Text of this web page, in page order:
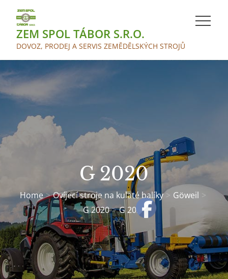
contentZEM SPOL TÁBOR S.R.O.
DOVOZ, PRODEJ A SERVIS ZEMĚDĚLSKÝCH STROJŮ
G 2020
Home Ovíjecí stroje na kulaté balíky
Göweil
G 2020
G 2020